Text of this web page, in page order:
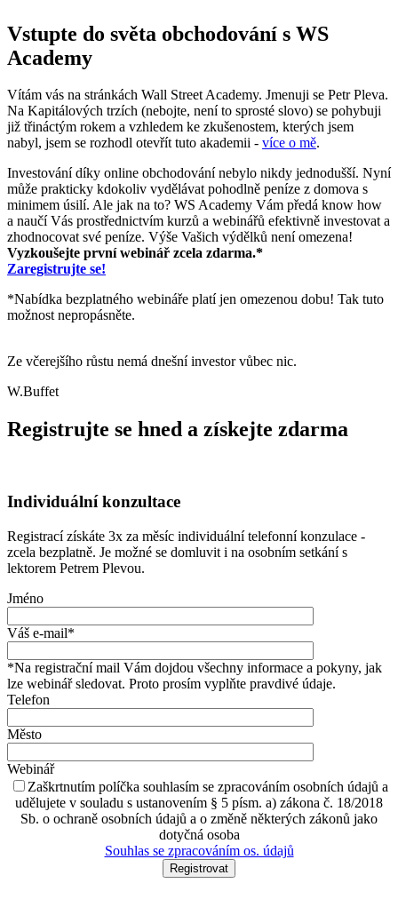
Vstupte do světa obchodování s WS
Academy
Vítám vás na stránkách Wall Street Academy. Jmenuji se Petr Pleva.
Na Kapitálových trzích (nebojte, není to sprosté slovo) se pohybuji
již třináctým rokem a vzhledem ke zkušenostem, kterých jsem
nabyl, jsem se rozhodl otevřít tuto akademii - více o mě.
Investování díky online obchodování nebylo nikdy jednodušší. Nyní
může prakticky kdokoliv vydělávat pohodlně peníze z domova s
minimem úsilí. Ale jak na to? WS Academy Vám předá know how
a naučí Vás prostřednictvím kurzů a webinářů efektivně investovat a
zhodnocovat své peníze. Výše Vašich výdělků není omezena!
Vyzkoušejte první webinář zcela zdarma.*
Zaregistrujte se!
*Nabídka bezplatného webináře platí jen omezenou dobu! Tak tuto
možnost nepropásněte.
Ze včerejšího růstu nemá dnešní investor vůbec nic.
W.Buffet
Registrujte se hned a získejte zdarma
Individuální konzultace
Registrací získáte 3x za měsíc individuální telefonní konzulace -
zcela bezplatně. Je možné se domluvit i na osobním setkání s
lektorem Petrem Plevou.
Jméno
Váš e-mail*
*Na registrační mail Vám dojdou všechny informace a pokyny, jak
lze webinář sledovat. Proto prosím vyplňte pravdivé údaje.
Telefon
Město
Webinář
Zaškrtnutím políčka souhlasím se zpracováním osobních údajů a
udělujete v souladu s ustanovením § 5 písm. a) zákona č. 18/2018
Sb. o ochraně osobních údajů a o změně některých zákonů jako
dotyčná osoba
Souhlas se zpracováním os. údajů